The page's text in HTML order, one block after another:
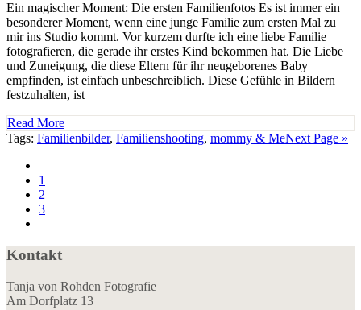
Ein magischer Moment: Die ersten Familienfotos Es ist immer ein
besonderer Moment, wenn eine junge Familie zum ersten Mal zu
mir ins Studio kommt. Vor kurzem durfte ich eine liebe Familie
fotografieren, die gerade ihr erstes Kind bekommen hat. Die Liebe
und Zuneigung, die diese Eltern für ihr neugeborenes Baby
empfinden, ist einfach unbeschreiblich. Diese Gefühle in Bildern
festzuhalten, ist
Read More
Tags: Familienbilder, Familienshooting, mommy & MeNext Page »
1
2
3
Kontakt
Tanja von Rohden Fotografie
Am Dorfplatz 13